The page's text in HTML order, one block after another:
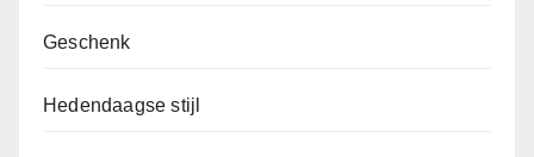
Geschenk
Hedendaagse stijl